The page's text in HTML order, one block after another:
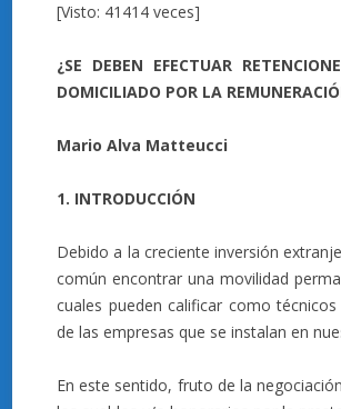
[Visto: 41414 veces]
¿SE DEBEN EFECTUAR
DOMICILIADO POR LA
Mario Alva Matteucci
1. INTRODUCCIÓN
Debido a la creciente inversión
común encontrar una movilidad
cuales pueden calificar como
de las empresas que se instalan en
En este sentido, fruto de la